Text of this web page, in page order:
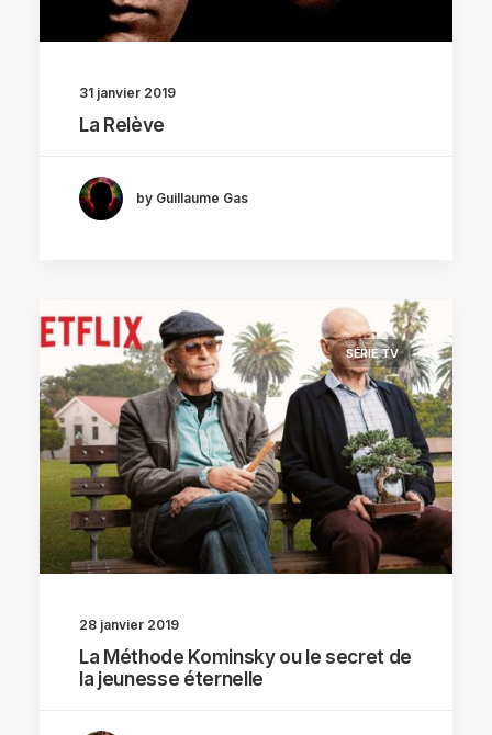
31 janvier 2019
La Relève
by Guillaume Gas
SÉRIE TV
28 janvier 2019
La Méthode Kominsky ou le secret de
la jeunesse éternelle